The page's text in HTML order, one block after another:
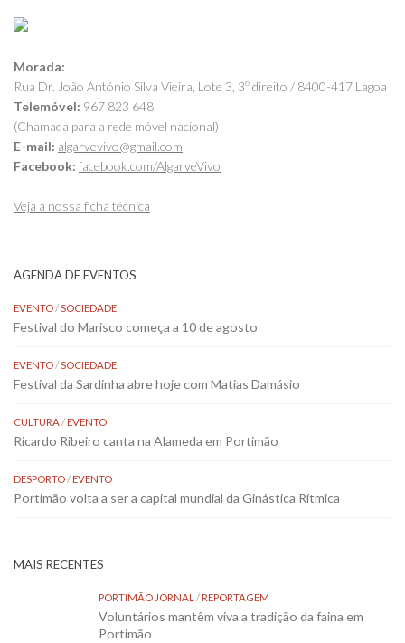
Morada:
Rua Dr. João António Silva Vieira, Lote 3, 3º direito / 8400-417 Lagoa
Telemóvel: 967 823 648
(Chamada para a rede móvel nacional)
E-mail: algarvevivo@gmail.com
Facebook: facebook.com/AlgarveVivo
Veja a nossa ficha técnica
AGENDA DE EVENTOS
EVENTO/SOCIEDADE
Festival do Marisco começa a 10 de agosto
EVENTO/SOCIEDADE
Festival da Sardinha abre hoje com Matias Damásio
CULTURA/EVENTO
Ricardo Ribeiro canta na Alameda em Portimão
DESPORTO/EVENTO
Portimão volta a ser a capital mundial da Ginástica Rítmica
MAIS RECENTES
PORTIMÃO JORNAL /REPORTAGEM
Voluntários mantêm viva a tradição da faina em
Portimão